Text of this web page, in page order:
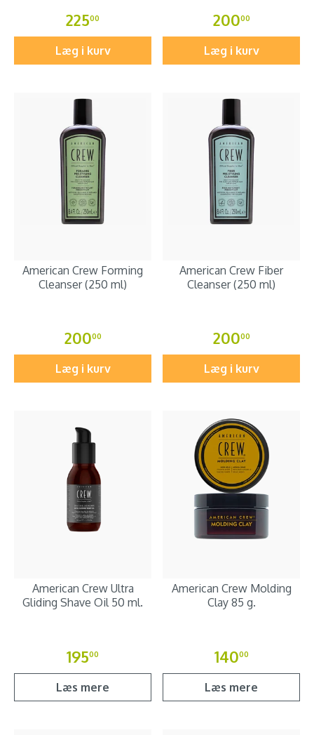
22500
Læg i kurv
20000
Læg i kurv
American Crew Forming
Cleanser (250 ml)
20000
Læg i kurv
American Crew Fiber
Cleanser (250 ml)
20000
Læg i kurv
American Crew Ultra
Gliding Shave Oil 50 ml.
19500
Læs mere
American Crew Molding
Clay 85 g.
14000
Læs mere